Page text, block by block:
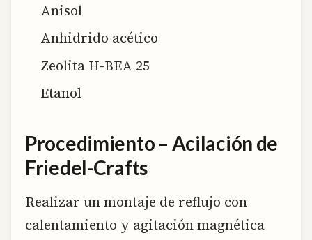
Anisol
Anhidrido acético
Zeolita H-BEA 25
Etanol
Procedimiento – Acilación de
Friedel-Crafts
Realizar un montaje de reflujo con
calentamiento y agitación magnética